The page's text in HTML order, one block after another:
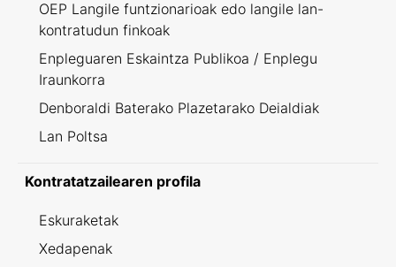
OEP Langile funtzionarioak edo langile lan-
kontratudun finkoak
Enpleguaren Eskaintza Publikoa / Enplegu
Iraunkorra
Denboraldi Baterako Plazetarako Deialdiak
Lan Poltsa
Kontratatzailearen profila
Eskuraketak
Xedapenak